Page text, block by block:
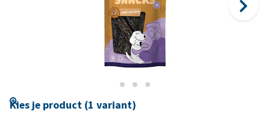
Kies je product (1 variant)